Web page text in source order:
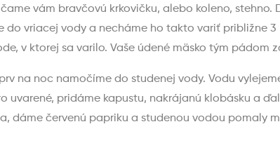
vám bravčovú krkovičku, alebo koleno,
do vriacej vody a necháme ho takto variť približne
v ktorej sa varilo. Vaše údené mäsko tým
na noc namočíme do studenej vody. Vodu
uvarené, pridáme kapustu, nakrájanú klobásku a
dáme červenú papriku a studenou vodou pomaly